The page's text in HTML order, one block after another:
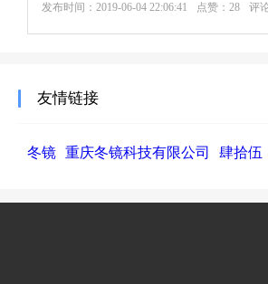
发布时间： 2019-06-04 22:06:41 点赞：28 评
友情链接
冬镜 重庆冬镜科技有限公司 肆拾伍